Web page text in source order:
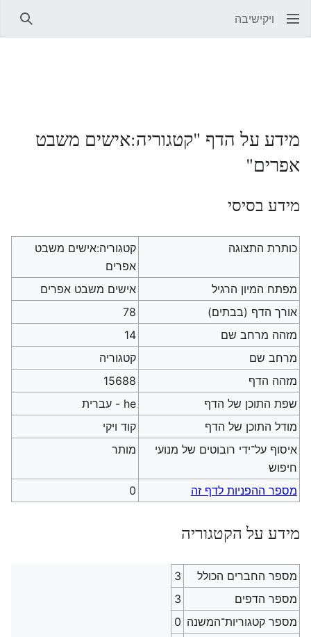
ויקישיבה
מידע על הדף "קטגוריה:אישים משבט
אפרים"
מידע בסיסי
כותרת התצוגה
קטגוריה:אישים משבט
אפרים
מפתח המיון הרגיל
אישים משבט אפרים
אורך הדף (בבתים)
78
מזהה מרחב שם
14
מרחב שם
קטגוריה
מזהה הדף
15688
שפת התוכן של הדף
he - עברית
מודל התוכן של הדף
קוד ויקי
איסוף על־ידי רובוטים של מנועי
חיפוש
מותר
מספר ההפניות לדף זה 0
מידע על הקטגוריה
מספר החברים הכולל
3
מספר הדפים
3
מספר קטגוריות־המשנה 0